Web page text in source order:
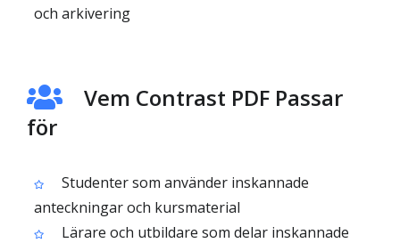
och arkivering
Vem Contrast PDF Passar
för
Studenter som använder inskannade
anteckningar och kursmaterial
Lärare och utbildare som delar inskannade